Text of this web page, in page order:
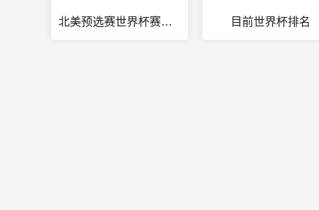
北美预选赛世界杯赛程时间 目前世界杯排名